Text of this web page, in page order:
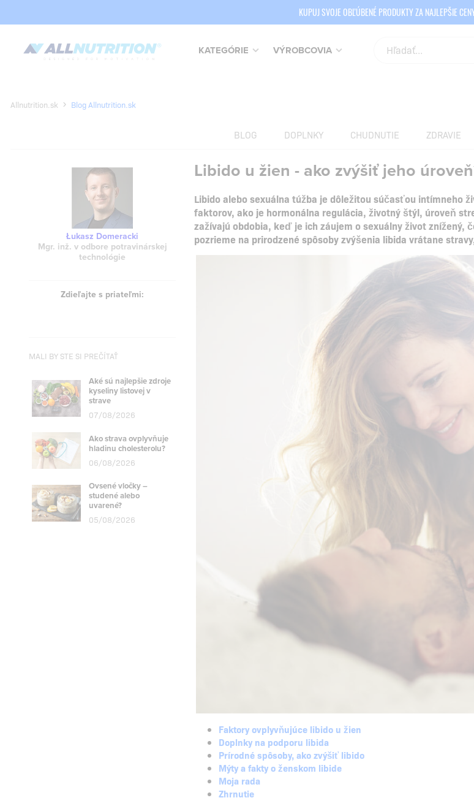
KUPUJ SVOJE OBĽÚBENÉ PRODUKTY ZA NAJLEPŠIE
KATEGÓRIE VÝROBCOVIA
Allnutrition.sk Blog Allnutrition.sk
BLOG DOPLNKY CHUDNUTIE ZDRAVIE
Libido u žien - ako zvýšiť jeho
Libido alebo sexuálna túžba je dôležitou súčasťou intímneho
faktorov, ako je hormonálna regulácia, životný štýl, úroveň
zažívajú obdobia, keď je ich záujem o sexuálny život znížený,
pozrieme na prirodzené spôsoby zvýšenia libida vrátane
Faktory ovplyvňujúce libido u žien
Doplnky na podporu libida
Prírodné spôsoby, ako zvýšiť libido
Mýty a fakty o ženskom libide
Moja rada
Zhrnutie
Łukasz Domeracki
Mgr. inž. v odbore potravinárskej
technológie
Zdieľajte s priateľmi:
MALI BY STE SI PREČÍTAŤ
Aké sú najlepšie zdroje
kyseliny listovej v
strave
07/08/2026
Ako strava ovplyvňuje
hladinu cholesterolu?
06/08/2026
Ovsené vločky –
studené alebo
uvarené?
05/08/2026